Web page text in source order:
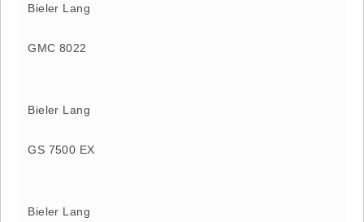
Bieler Lang
GMC 8022
Bieler Lang
GS 7500 EX
Bieler Lang